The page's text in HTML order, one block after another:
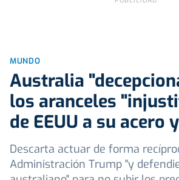
MUNDO
Australia
los aranceles
de EEUU a su acero
Descarta actuar de forma
Administración Trump "y